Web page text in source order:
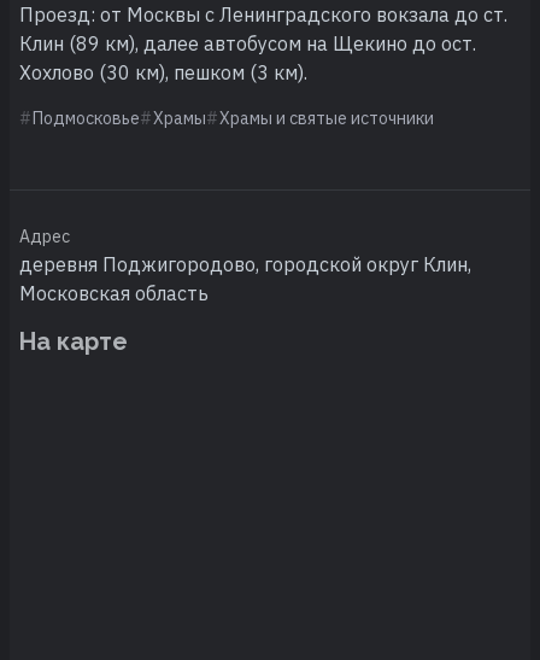
Проезд: от Москвы с Ленинградского вокзала до ст.
Клин (89 км), далее автобусом на Щекино до ост.
Хохлово (30 км), пешком (3 км).
Подмосковье Храмы Храмы и святые источники
Адрес
деревня Поджигородово, городской округ Клин,
Московская область
На карте